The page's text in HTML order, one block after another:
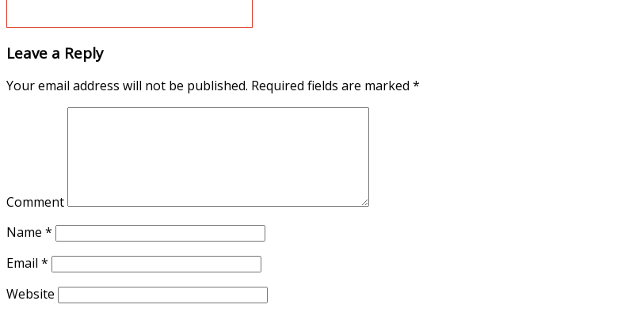
Leave a Reply
Your email address will not be published. Required fields are marked *
Comment
Name *
Email *
Website